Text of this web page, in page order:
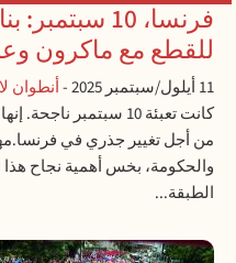
فرنسا، 10
للقطع مع ماكرون
11 أيلول/سبتمبر 2025 -أنطوان
كانت تعبئة 10 سبتمبر
من أجل تغيير جذري في
والحكومة، بخس أهمية نجاح هذا
الطبقة...